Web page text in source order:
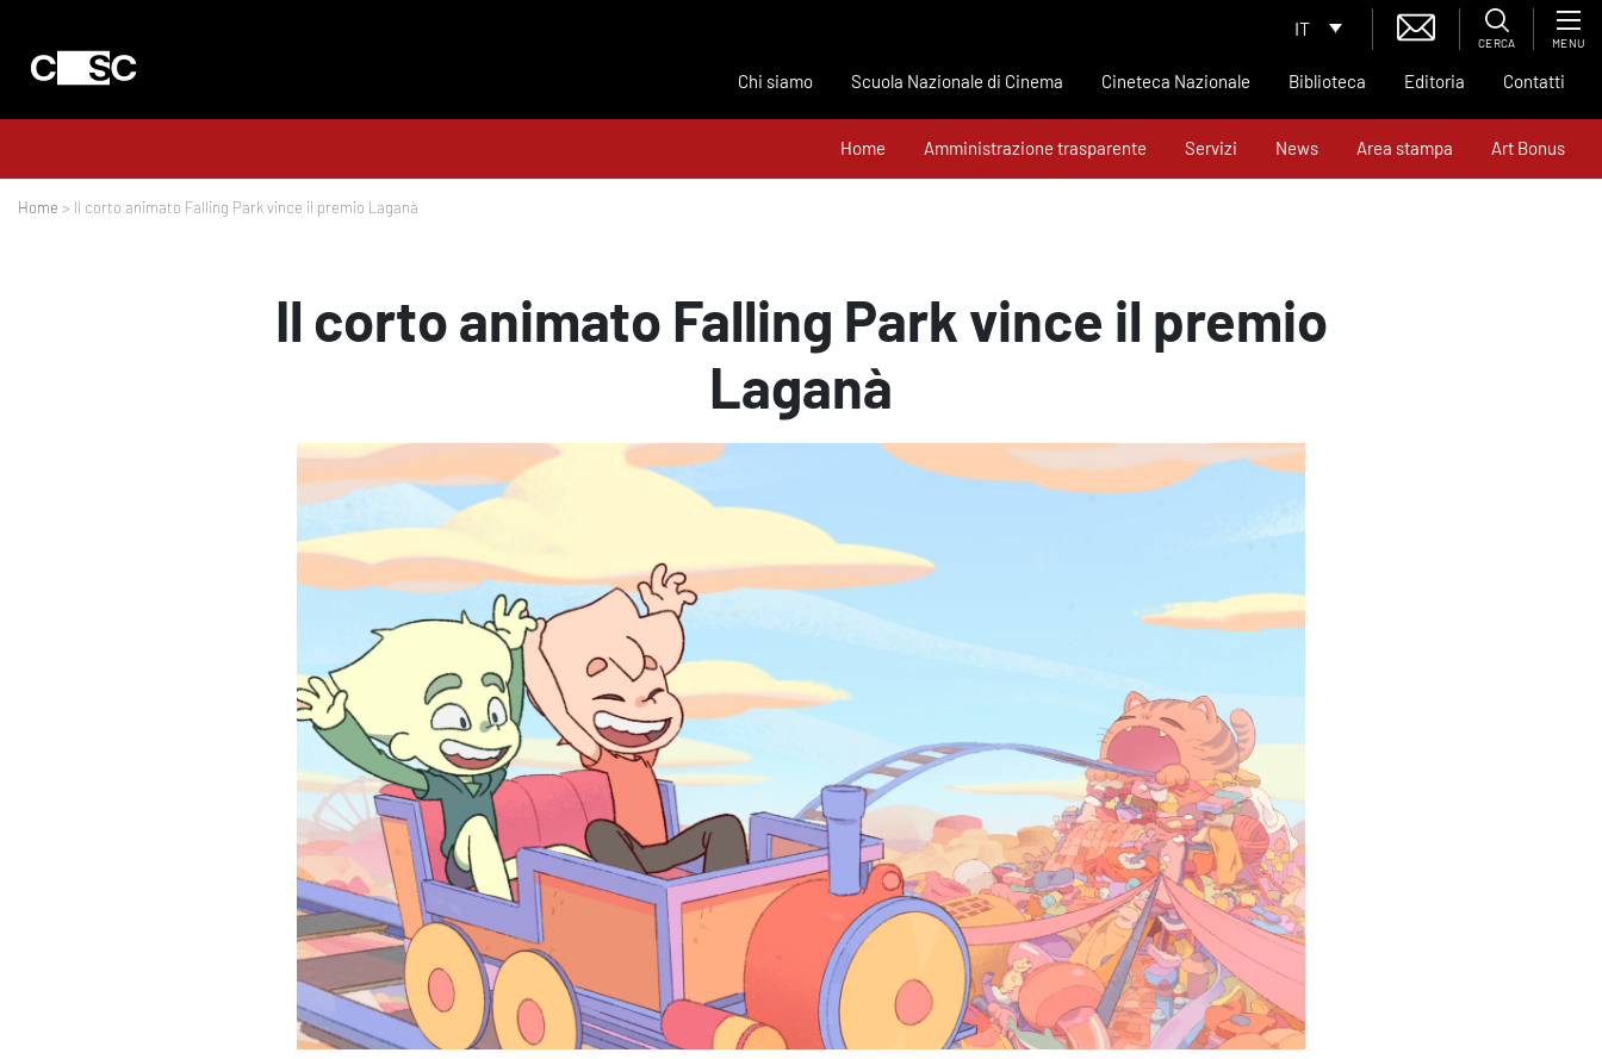
IT
CERCA MENU
Chi siamo Scuola Nazionale di Cinema Cineteca Nazionale Biblioteca Editoria Contatti
Home Amministrazione trasparente Servizi News Area stampa Art Bonus
Home > Il corto animato Falling Park vince il premio Laganà
Il corto animato Falling Park vince il premio
Laganà